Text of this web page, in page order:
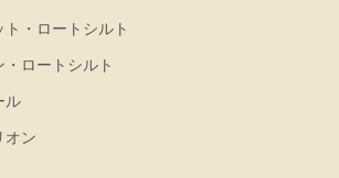
・ロートシルト
ロートシルト
ル
オン